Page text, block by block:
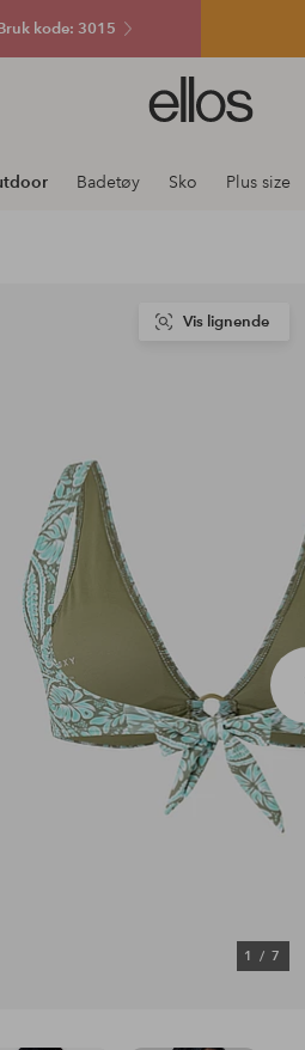
kode: 3015
Ellos
logo
gå
Badetøy Sko Plus size
1/ 7
Vis lignende